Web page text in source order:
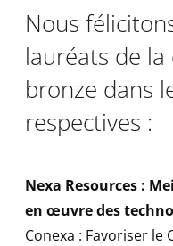
Nous
lauréats de
bronze dans
respectives :
Nexa Resources :
en œuvre des
Conexa : Favoriser